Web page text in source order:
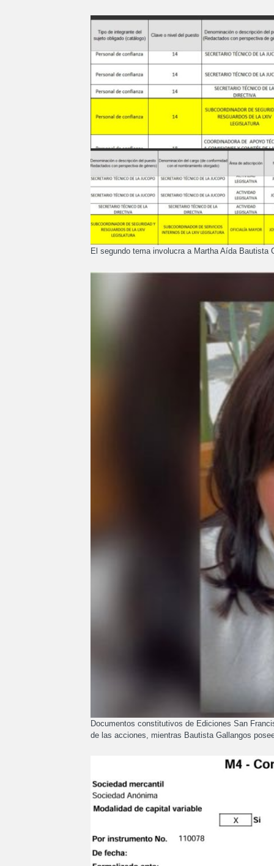
El segundo tema involucra a Martha Aída
Documentos constitutivos de Ediciones San
de las acciones, mientras Bautista Gallangos